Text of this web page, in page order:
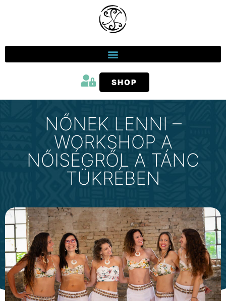
SHOP
NŐNEK LENNI –
WORKSHOP A
NŐISÉGRŐL A TÁNC
TÜKRÉBEN